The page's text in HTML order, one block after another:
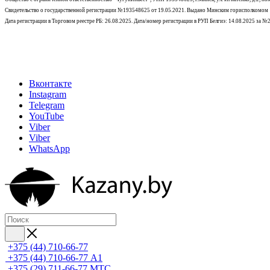
Свидетельство о государственной регистрации №193548625 от 19.05.2021. Выдано Минским горисполкомом
Дата регистрации в Торговом реестре РБ: 26.08.2025. Дата/номер регистрации в РУП Белгиэ: 14.08.2025 за
Вконтакте
Instagram
Telegram
YouTube
Viber
Viber
WhatsApp
+375 (44) 710-66-77
+375 (44) 710-66-77 А1